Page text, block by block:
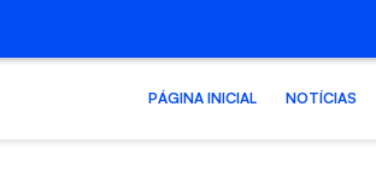
PÁGINA INICIAL NOTÍCIAS